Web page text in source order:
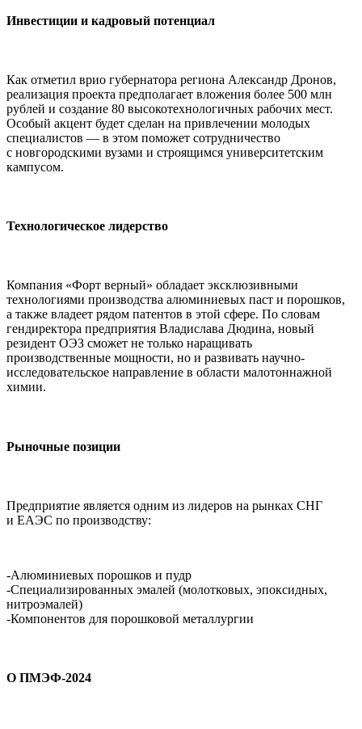
Инвестиции и кадровый потенциал
Как отметил врио губернатора региона Александр Дронов,
реализация проекта предполагает вложения более 500 млн
рублей и создание 80 высокотехнологичных рабочих мест.
Особый акцент будет сделан на привлечении молодых
специалистов — в этом поможет сотрудничество
с новгородскими вузами и строящимся университетским
кампусом.
Технологическое лидерство
Компания «Форт верный» обладает эксклюзивными
технологиями производства алюминиевых паст и порошков,
а также владеет рядом патентов в этой сфере. По словам
гендиректора предприятия Владислава Дюдина, новый
резидент ОЭЗ сможет не только наращивать
производственные мощности, но и развивать научно-
исследовательское направление в области малотоннажной
химии.
Рыночные позиции
Предприятие является одним из лидеров на рынках СНГ
и ЕАЭС по производству:
-Алюминиевых порошков и пудр
-Специализированных эмалей (молотковых, эпоксидных,
нитроэмалей)
-Компонентов для порошковой металлургии
О ПМЭФ-2024